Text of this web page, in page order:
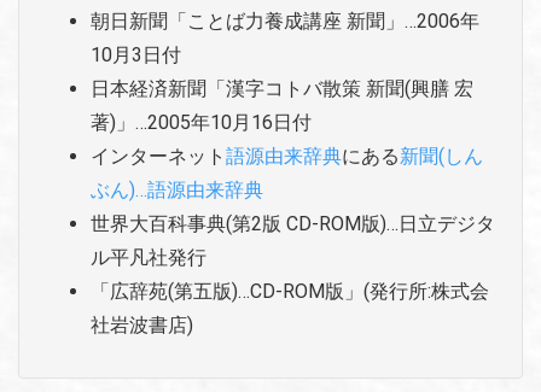
朝日新聞「ことば力養成講座 新聞」…2006年
10月3日付
日本経済新聞「漢字コトバ散策 新聞(興膳 宏
著)」…2005年10月16日付
インターネット 語源由来辞典にある新聞(しん
ぶん)…語源由来辞典
世界大百科事典(第2版 CD-ROM版)…日立デジタ
ル平凡社発行
「広辞苑(第五版)…CD-ROM版」(発行所:株式会
社岩波書店)